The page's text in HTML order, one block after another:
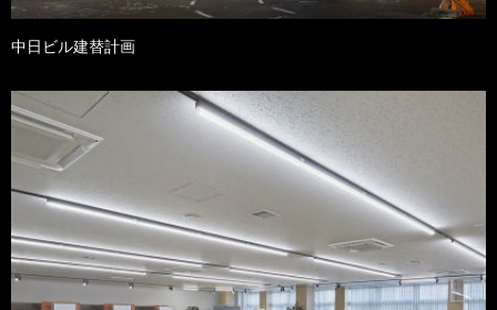
中日ビル建替計画